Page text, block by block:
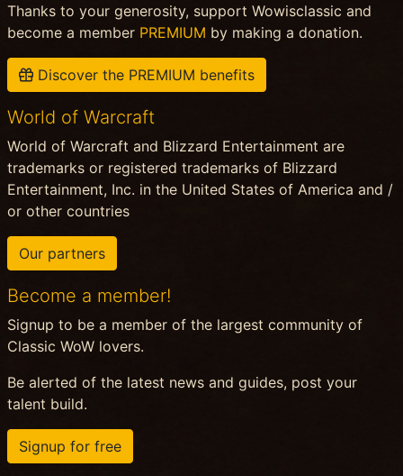
Thanks to your generosity, support Wowisclassic and
become a member PREMIUM by making a donation.
Discover the PREMIUM benefits
World of Warcraft
World of Warcraft and Blizzard Entertainment are
trademarks or registered trademarks of Blizzard
Entertainment, Inc. in the United States of America and /
or other countries
Our partners
Become a member!
Signup to be a member of the largest community of
Classic WoW lovers.
Be alerted of the latest news and guides, post your
talent build.
Signup for free